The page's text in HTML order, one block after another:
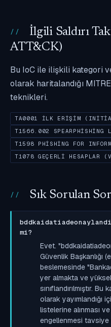
İlgili Saldırı
ATT&CK)
Bu IoC ile ilişkili kategori
olarak haritalandığı
teknikleri.
TA0001 İLK ERIŞIM
T1566.002 SPEARPHISHING
T1598 PHISHING FOR
T1078 GEÇERLI HESAPLAR
Sık Sorulan
mi?
Evet.
Güvenlik Başkanlığı
beslemesinde
yer almakta ve
sınıflandırılmıştır.
olarak yayımlandığı
listelerine alınması
engellenmesi tavsiye